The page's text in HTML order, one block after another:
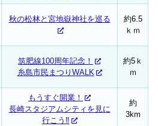
秋の松林と宮地嶽神社を巡る
約6.5
ｋｍ
筑肥線100周年記念！
糸島市民まつりWALK
約5ｋ
ｍ
もうすぐ開業！
長崎スタジアムシティを見に
行こう‼
約
3km